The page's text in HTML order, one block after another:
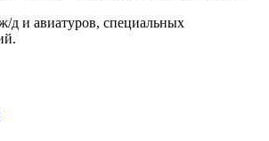
д и авиатуров, специальных